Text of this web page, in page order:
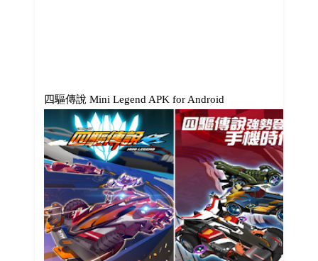
四驅傳說 Mini Legend APK for Android